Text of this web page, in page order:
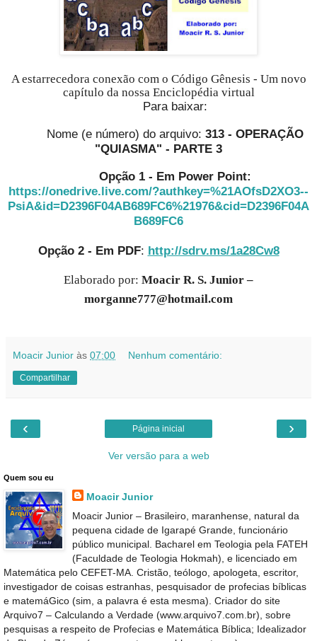
A estarrecedora conexão com o Código Gênesis - Um novo
capítulo da nossa Enciclopédia virtual
Para baixar:
Nome (e número) do arquivo:313 - OPERAÇÃO
"QUIASMA" - PARTE 3
Opção 1 - Em Power Point:
https://onedrive.live.com/?authkey=%21AOfsD2XO3--
PsiA&id=D2396F04AB689FC6%21976&cid=D2396F04A
B689FC6
Opção 2 - Em PDF: http://sdrv.ms/1a28Cw8
Elaborado por: Moacir R. S. Junior –
morganne777@hotmail.com
Moacir Junior às 07:00 Nenhum comentário:
Compartilhar
‹ ›
Página inicial
Ver versão para a web
Quem sou eu
Moacir Junior
Moacir Junior – Brasileiro, maranhense, natural da
pequena cidade de Igarapé Grande, funcionário
público municipal. Bacharel em Teologia pela FATEH
(Faculdade de Teologia Hokmah), e licenciado em
Matemática pelo CEFET-MA. Cristão, teólogo, apologeta, escritor,
investigador de coisas estranhas, pesquisador de profecias bíblicas
e matemáGico (sim, a palavra é esta mesma). Criador do site
Arquivo7 – Calculando a Verdade (www.arquivo7.com.br), sobre
pesquisas a respeito de Profecias e Matemática Bíblica; Idealizador